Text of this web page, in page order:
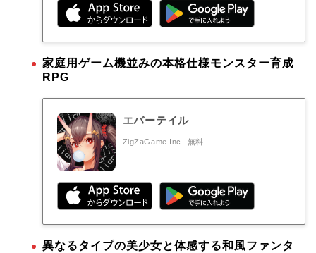
家庭用ゲーム機並みの本格仕様モンスター育成
RPG
エバーテイル
ZigZaGame Inc. 無料
異なるタイプの美少女と体感する和風ファンタ